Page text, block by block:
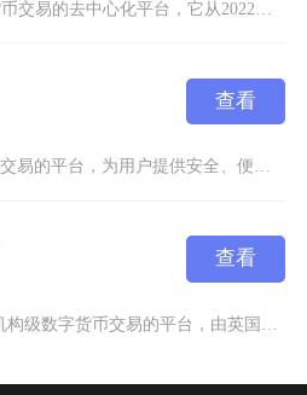
查看
Bitcitr是一家专注于数字货币交易的平台，为用户提供安全、便捷的数字资产交易服务。作为
查看